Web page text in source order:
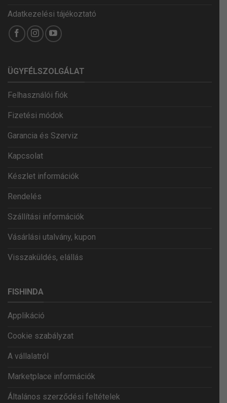
Adatkezelési tájékoztató
ÜGYFÉLSZOLGÁLAT
Felhasználói fiók
Fizetési módok
Garancia és Szerviz
Kapcsolat
Készlet információk
Rendelés
Szállítási információk
Vásárlási utalvány, kupon
Visszaküldés, elállás
FISHINDA
Applikáció
Cookie szabályzat
A vállalatról
Marketplace információk
Általános szerződési feltételek